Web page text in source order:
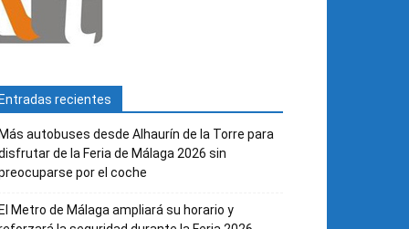
recientes
autobuses desde Alhaurín de la Torre para
de la Feria de Málaga 2026 sin
por el coche
Metro de Málaga ampliará su horario y